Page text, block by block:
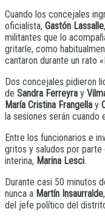
Cuando los concejales
oficialista, Gastón Lassalle
militantes que lo
gritarle, como
cantaron durante un rato
Dos concejales pidieron
de Sandra Ferreyra y
María Cristina Frangella y
la sesiones serán cuando
Entre los funcionarios e
gritos y saludos por
interina, Marina Lesci.
Durante casi 50 minutos
nunca a Martín Insaurralde
del jefe político del